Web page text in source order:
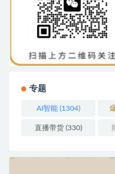
专题
AI智能 (1304)
直播带货 (330)